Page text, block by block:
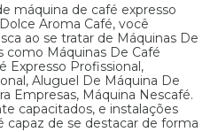
máquina de café expresso
Aroma Café, você
ao se tratar de Máquinas De
como Máquinas De Café
Expresso Profissional,
Aluguel De Máquina De
Empresas, Máquina Nescafé.
capacitados, e instalações
capaz de se destacar de forma